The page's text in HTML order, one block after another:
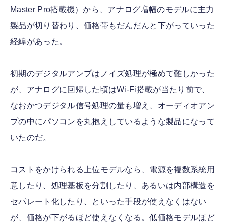
Master Pro搭載機）から、アナログ増幅のモデルに主力
製品が切り替わり、価格帯もだんだんと下がっていった
経緯があった。
初期のデジタルアンプはノイズ処理が極めて難しかった
が、アナログに回帰した頃はWi-Fi搭載が当たり前で、
なおかつデジタル信号処理の量も増え、オーディオアン
プの中にパソコンを丸抱えしているような製品になって
いたのだ。
コストをかけられる上位モデルなら、電源を複数系統用
意したり、処理基板を分割したり、あるいは内部構造を
セパレート化したり、といった手段が使えなくはない
が、価格が下がるほど使えなくなる。低価格モデルほど